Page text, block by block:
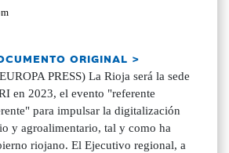
ORIGINAL >
PRESS) La Rioja será la sede
en 2023, el evento "referente
para impulsar la digitalización
y agroalimentario, tal y como ha
riojano. El Ejecutivo regional, a